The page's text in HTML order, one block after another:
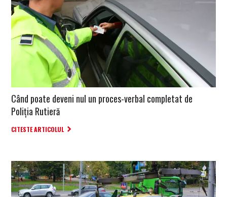
Când poate deveni nul un proces-verbal completat de
Poliţia Rutieră
CITESTE ARTICOLUL